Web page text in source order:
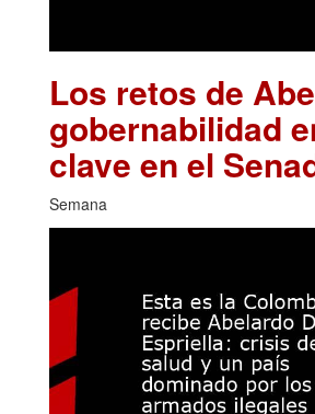
Los retos de
gobernabilidad
clave en el
Semana